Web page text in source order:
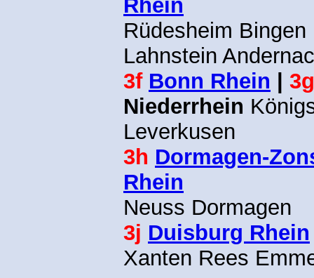
Rhein
Rüdesheim
Lahnstein
3f Bonn Rhein
Niederrhein
Leverkusen
3h Dormagen-
Rhein
Neuss Dormagen
3j Duisburg Rhein
Xanten Rees